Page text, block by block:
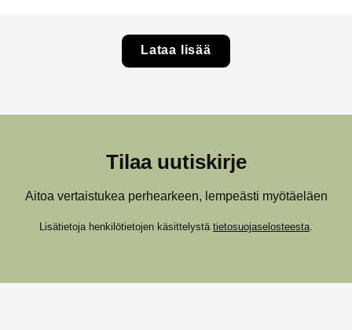
Lataa lisää
Tilaa uutiskirje
Aitoa vertaistukea perhearkeen, lempeästi myötäeläen
Lisätietoja henkilötietojen käsittelystä tietosuojaselosteesta.